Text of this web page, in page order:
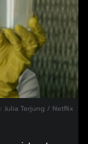
Julia Terjung / Netflix